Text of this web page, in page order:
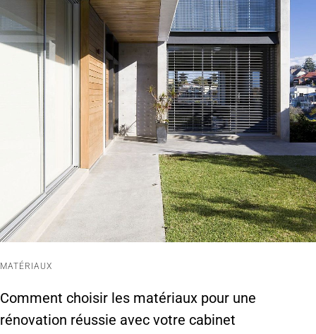
MATÉRIAUX
Comment choisir les matériaux pour une
rénovation réussie avec votre cabinet